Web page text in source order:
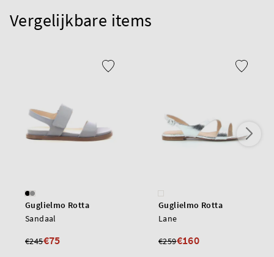
Vergelijkbare items
Guglielmo Rotta
Sandaal
€245€75
Guglielmo Rotta
Lane
€259€160